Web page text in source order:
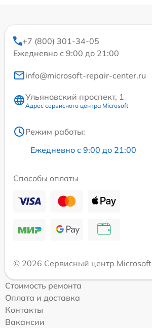
+7 (800) 301-34-05
Ежедневно с 9:00 до 21:00
info@microsoft-repair-center.ru
Ульяновский проспект, 1
Адрес сервисного центра Microsoft
Режим работы:
Ежедневно с 9:00 до 21:00
Способы оплаты
© 2026 Сервисный центр Microsoft
Стоимость ремонта
Оплата и доставка
Контакты
Вакансии